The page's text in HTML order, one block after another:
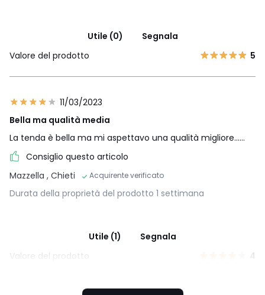
Utile (0)
Segnala
Valore del prodotto
5
11/03/2023
Bella ma qualità media
La tenda è bella ma mi aspettavo una qualità migliore......
Consiglio questo articolo
Mazzella , Chieti Acquirente verificato
Durata della proprietà del prodotto 1 settimana
Utile (1)
Segnala
Valore del prodotto
4